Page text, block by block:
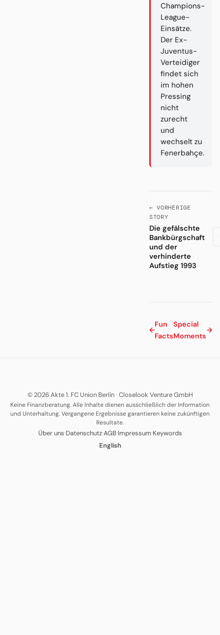
Champions-
League-
Einsätze.
Der Ex-
Juventus-
Verteidiger
findet sich
im hohen
Pressing
nicht
zurecht
und
wechselt zu
Fenerbahçe.
← VORHERIGE
STORY
Die gefälschte
Bankbürgschaft
und der
verhinderte
Aufstieg 1993
←
Fun
Facts
Special
Moments
→
© 2026 Akte 1. FC Union Berlin· Closelook Venture GmbH
Keine Finanzberatung. Alle Inhalte dienen ausschließlich der Information
und Unterhaltung. Vergangene Ergebnisse garantieren keine zukünftigen
Resultate.
Über uns·Datenschutz·AGB·Impressum·Keywords
English